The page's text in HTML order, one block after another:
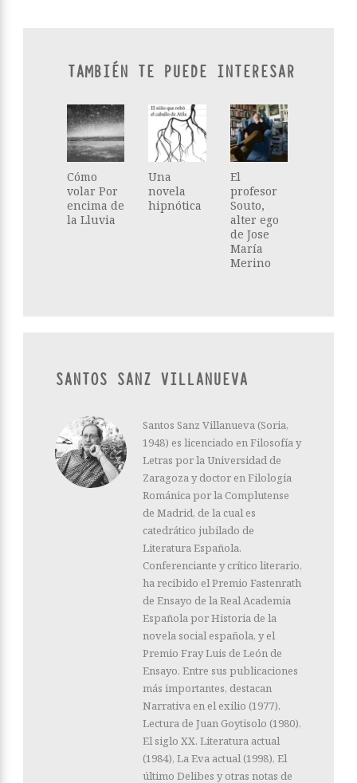
TAMBIÉN TE PUEDE INTERESAR
Cómo
volar Por
encima de
la Lluvia
Una
novela
hipnótica
El
profesor
Souto,
alter ego
de Jose
María
Merino
SANTOS SANZ VILLANUEVA
Santos Sanz Villanueva (Soria,
1948) es licenciado en Filosofía y
Letras por la Universidad de
Zaragoza y doctor en Filología
Románica por la Complutense
de Madrid, de la cual es
catedrático jubilado de
Literatura Españo­la.
Conferenciante y crítico literario,
ha recibido el Premio Fastenrath
de Ensayo de la Real Academia
Española por Historia de la
novela social española, y el
Premio Fray Luis de León de
Ensayo. Entre sus publicaciones
más importantes, destacan
Narrativa en el exilio (1977),
Lectura de Juan Goytisolo (1980),
El siglo XX. Literatura actual
(1984), La Eva actual (1998), El
último Delibes y otras notas de